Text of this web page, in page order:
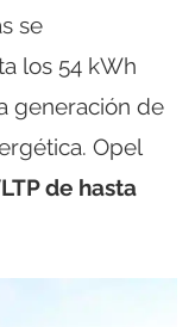
se
los 54 kWh
generación de
Opel
de hasta